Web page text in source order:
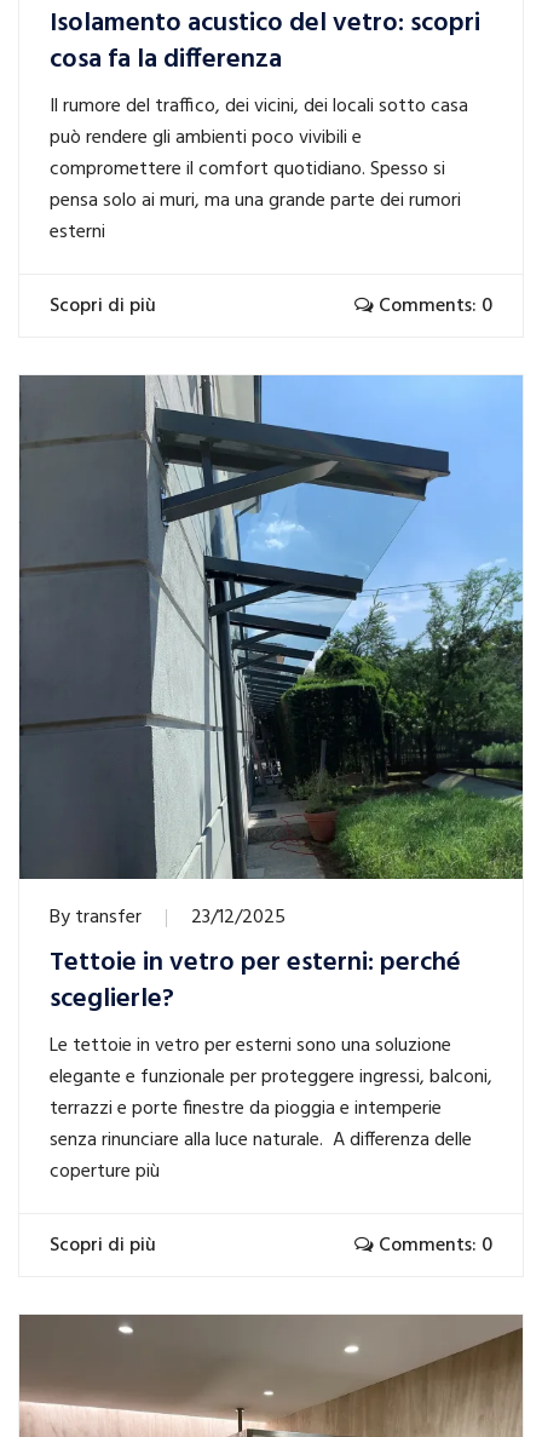
Isolamento acustico del vetro: scopri
cosa fa la differenza
Il rumore del traffico, dei vicini, dei locali sotto casa
può rendere gli ambienti poco vivibili e
compromettere il comfort quotidiano. Spesso si
pensa solo ai muri, ma una grande parte dei rumori
esterni
Scopri di più Comments: 0
Bytransfer 23/12/2025
Tettoie in vetro per esterni: perché
sceglierle?
Le tettoie in vetro per esterni sono una soluzione
elegante e funzionale per proteggere ingressi, balconi,
terrazzi e porte finestre da pioggia e intemperie
senza rinunciare alla luce naturale. A differenza delle
coperture più
Scopri di più Comments: 0